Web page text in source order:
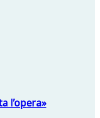
l’opera»